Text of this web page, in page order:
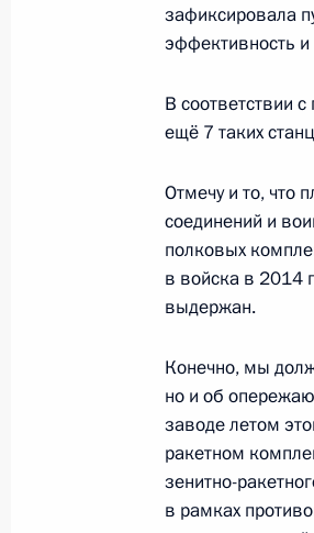
28 ноября
28 ноября 2013
Совещание по
28 ноября 2013
Совещание о
28 ноября 2013
27 ноября
зафиксировала
эффективность
В соответствии
ещё 7 таких
Отмечу и то, что
соединений и
полковых
в войска в 2014
выдержан.
Конечно, мы
но и об
заводе летом
ракетном
зенитно-
в рамках